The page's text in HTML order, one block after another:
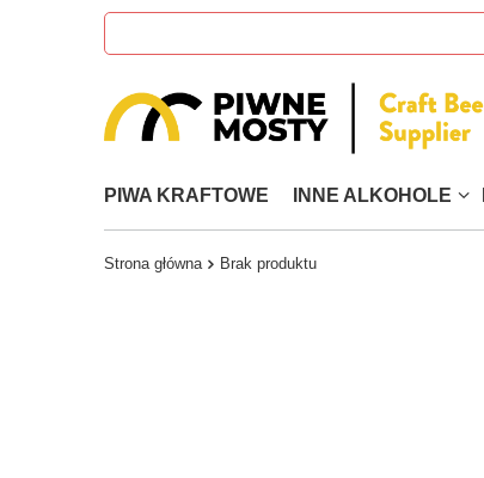
PIWA KRAFTOWE INNE ALKOHOLE
Strona główna Brak produktu